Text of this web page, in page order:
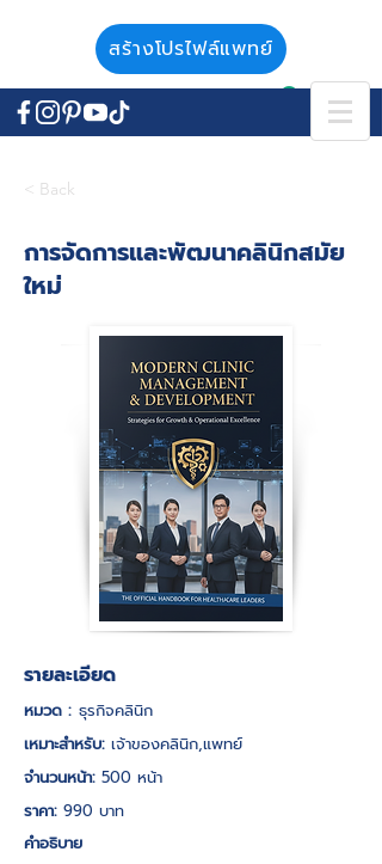
สร้างโปรไฟล์แพทย์
< Back
การจัดการและพัฒนาคลินิกสมัย
ใหม่
รายละเอียด
หมวด : ธุรกิจคลินิก
เหมาะสำหรับ: เจ้าของคลินิก,แพทย์
จำนวนหน้า: 500 หน้า
ราคา: 990 บาท
คำอธิบาย